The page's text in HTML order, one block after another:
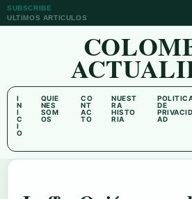
SUBSCRIBE
ULTIMOS ARTICULOS
I
N
I
C
I
O
QUIE
NES
SOM
OS
CO
NT
AC
TO
NUEST
RA
HISTO
RIA
DE
PRIVACID
AD